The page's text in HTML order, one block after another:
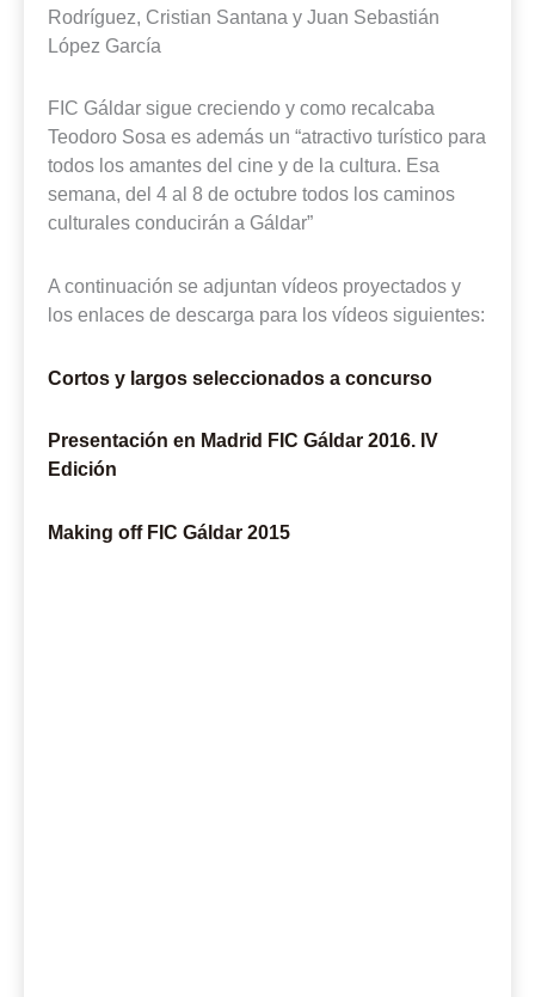
Rodríguez, Cristian Santana y Juan Sebastián
López García
FIC Gáldar sigue creciendo y como recalcaba
Teodoro Sosa es además un “atractivo turístico para
todos los amantes del cine y de la cultura. Esa
semana, del 4 al 8 de octubre todos los caminos
culturales conducirán a Gáldar”
A continuación se adjuntan vídeos proyectados y
los enlaces de descarga para los vídeos siguientes:
Cortos y largos seleccionados a concurso
Presentación en Madrid FIC Gáldar 2016. IV
Edición
Making off FIC Gáldar 2015